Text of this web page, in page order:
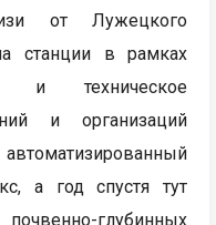
от Лужецкого
станции в рамках
и техническое
и организаций
а год спустя тут
глубинных